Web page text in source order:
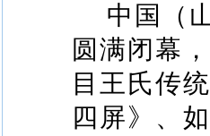
中国（
圆满闭幕
目王氏传
四屏》、